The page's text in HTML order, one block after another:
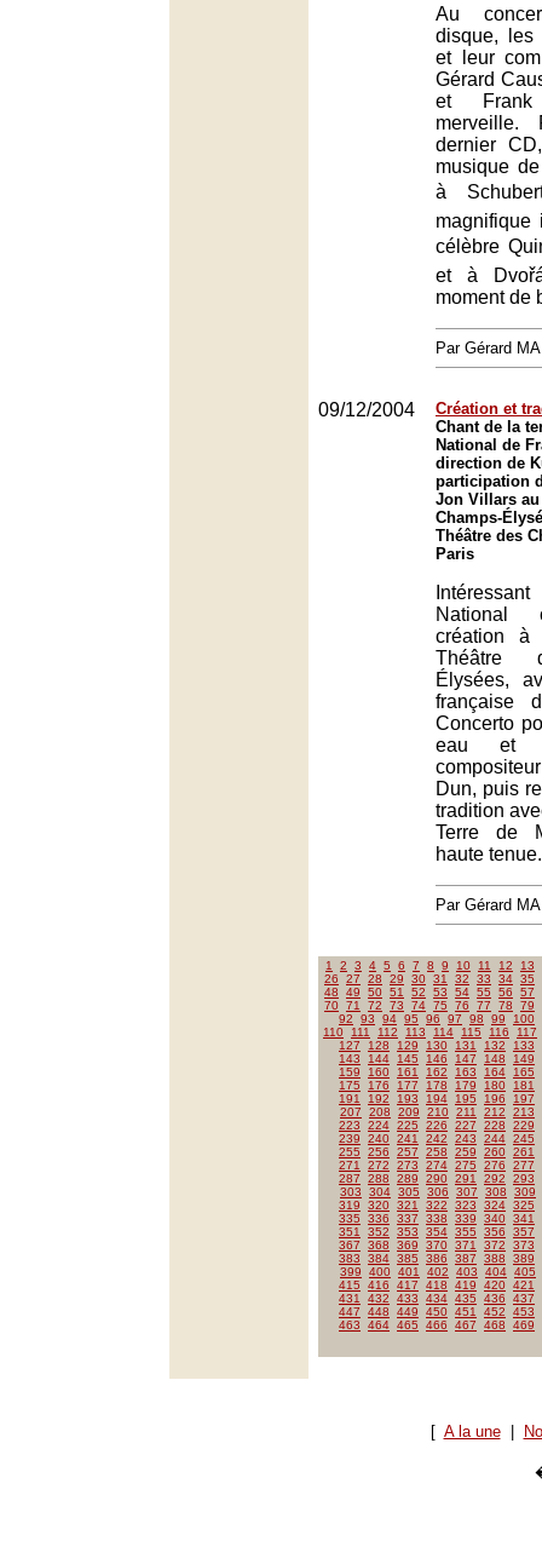
Au
disque, les
et leur
Gérard
et
merveille.
dernier
musique
à
magnifique
célèbre
et à
moment de
Par Gérard
09/12/2004
Création et
Chant de la
National de
direction de
participation
Jon Villars au
Champs-
Théâtre des
Paris
National
création
Théâtre
Élysées,
française
Concerto
eau et
Dun, puis
tradition
Terre de
haute tenue.
Par Gérard
1 2 3 4 5 6 7 8 9 10 11 12
13
26
27 28 29 30 31 32 33 34 35
48
49 50 51 52 53 54 55 56
57
70 71 72 73 74 75 76 77 78
79
92
93 94 95 96 97 98 99
100
110
111 112 113 114 115 116
117
127
128 129 130 131 132
133
143
144 145 146 147 148
149
159
160 161 162 163 164
165
175
176 177 178 179 180
181
191
192 193 194 195 196
197
207
208 209 210 211 212
213
223
224 225 226 227 228
229
239
240 241 242 243 244 245
255
256 257 258 259 260 261
271
272 273 274 275 276
277
287
288 289 290 291 292
293
303
304 305 306 307 308
309
319
320 321 322 323 324 325
335
336 337 338 339 340 341
351
352 353 354 355 356
357
367
368 369 370 371 372
373
383
384 385 386 387 388
389
399
400 401 402 403 404 405
415
416 417 418 419 420 421
431
432 433 434 435 436
437
447
448 449 450 451 452
453
463
464 465 466 467 468 469
[ A la une|